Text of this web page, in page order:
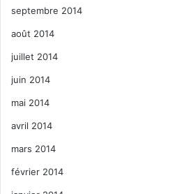
septembre 2014
août 2014
juillet 2014
juin 2014
mai 2014
avril 2014
mars 2014
février 2014